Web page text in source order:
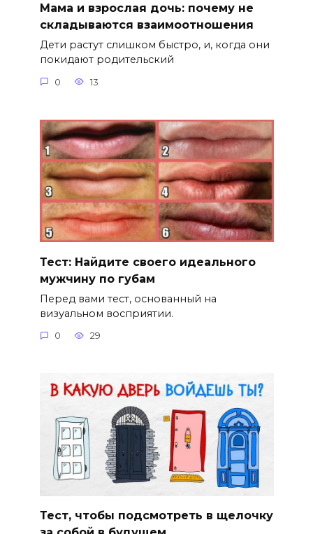
Мама и взрослая дочь: почему не
складываются взаимоотношения
Дети растут слишком быстро, и, когда они
покидают родительский
0 13
Тест: Найдите своего идеального
мужчину по губам
Перед вами тест, основанный на
визуальном восприятии.
0 29
Тест, чтобы подсмотреть в щелочку